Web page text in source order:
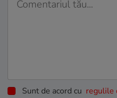
Sunt de acord cu regulile